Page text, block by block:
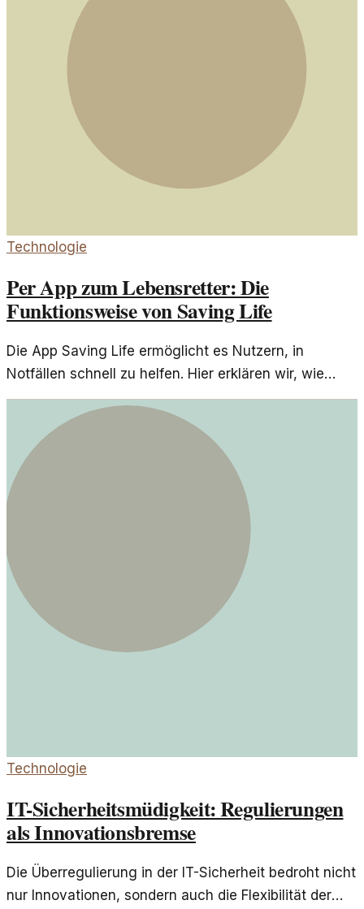
Technologie
Per App zum Lebensretter: Die
Funktionsweise von Saving Life
Die App Saving Life ermöglicht es Nutzern, in
Notfällen schnell zu helfen. Hier erklären wir, wie
dieses innovative Tool funktioniert und welche
Fragen offenbleiben.
Technologie
IT-Sicherheitsmüdigkeit: Regulierungen
als Innovationsbremse
Die Überregulierung in der IT-Sicherheit bedroht nicht
nur Innovationen, sondern auch die Flexibilität der